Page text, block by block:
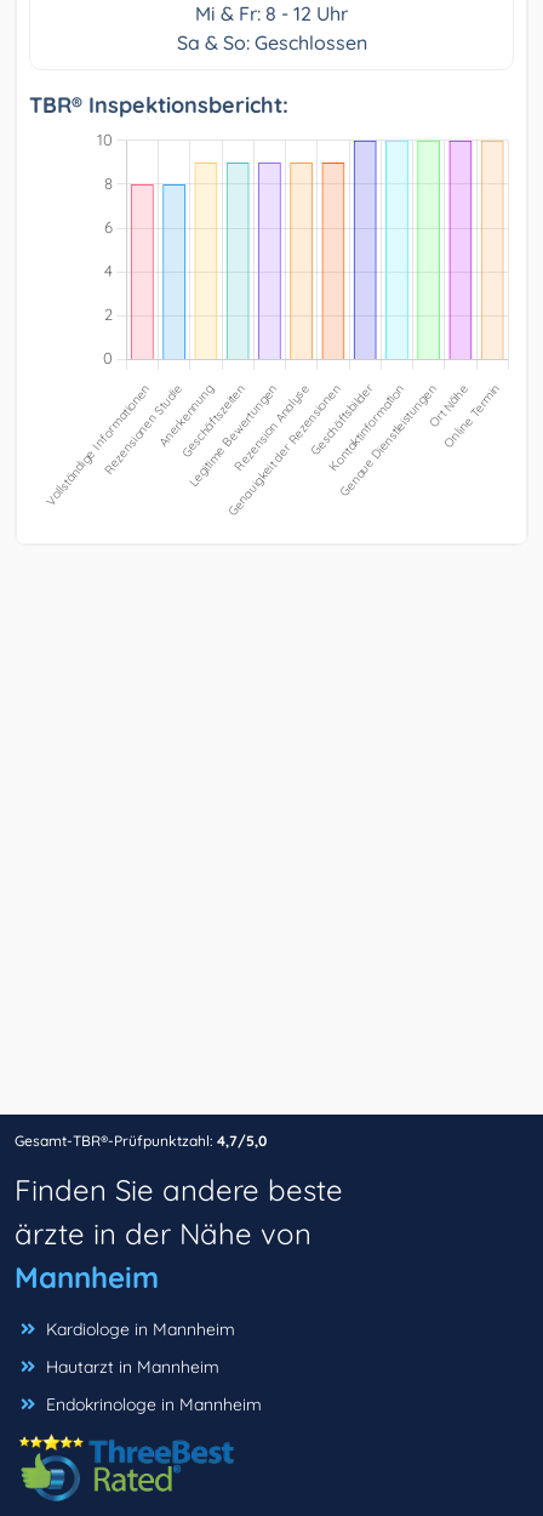
Mi & Fr: 8 - 12 Uhr
Sa & So: Geschlossen
TBR® Inspektionsbericht:
Gesamt-TBR®-Prüfpunktzahl: 4,7/5,0
Finden Sie andere beste
ärzte in der Nähe von
Mannheim
Kardiologe in Mannheim
Hautarzt in Mannheim
Endokrinologe in Mannheim